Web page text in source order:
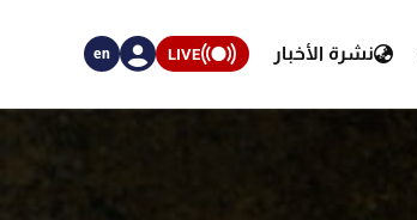
نشرة الأخبار LIVE
en